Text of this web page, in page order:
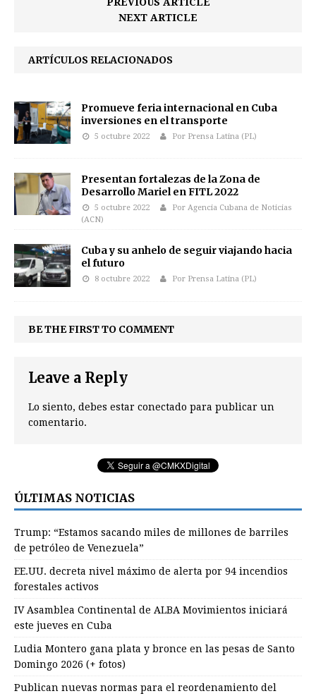
PREVIOUS ARTICLE
NEXT ARTICLE
ARTÍCULOS RELACIONADOS
Promueve feria internacional en Cuba
inversiones en el transporte
5 octubre 2022 Por Prensa Latina (PL)
Presentan fortalezas de la Zona de
Desarrollo Mariel en FITL 2022
5 octubre 2022
Por Agencia Cubana de Noticias
(ACN)
Cuba y su anhelo de seguir viajando hacia
el futuro
8 octubre 2022 Por Prensa Latina (PL)
BE THE FIRST TO COMMENT
Leave a Reply
Lo siento, debes estar conectado para publicar un
comentario.
ÚLTIMAS NOTICIAS
Trump: “Estamos sacando miles de millones de barriles
de petróleo de Venezuela”
EE.UU. decreta nivel máximo de alerta por 94 incendios
forestales activos
IV Asamblea Continental de ALBA Movimientos iniciará
este jueves en Cuba
Ludia Montero gana plata y bronce en las pesas de Santo
Domingo 2026 (+ fotos)
Publican nuevas normas para el reordenamiento del